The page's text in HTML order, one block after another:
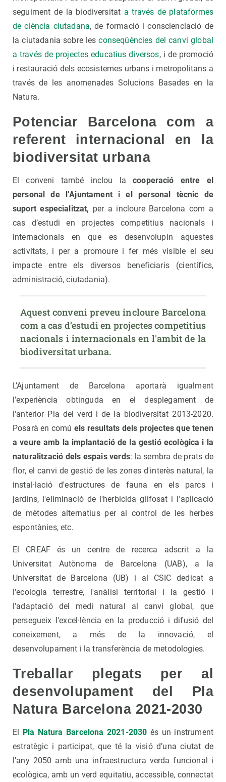
seguiment de la biodiversitat a través de plataformes
de ciència ciutadana, de formació i conscienciació de
la ciutadania sobre lesconseqüències del canvi global
a través de projectes educatius diversos, i de promoció
i restauració dels ecosistemes urbans i metropolitans a
través de les anomenades Solucions Basades en la
Natura.
Potenciar Barcelona com a
referent internacional en la
biodiversitat urbana
El conveni també inclou la cooperació entre el
personal de l’Ajuntament i el personal tècnic de
suport especialitzat, per a incloure Barcelona com a
cas d’estudi en projectes competitius nacionals i
internacionals en que es desenvolupin aquestes
activitats, i per a promoure i fer més visible el seu
impacte entre els diversos beneficiaris (científics,
administració, ciutadania).
Aquest conveni preveu incloure Barcelona
com a cas d’estudi en projectes competitius
nacionals i internacionals en l'ambit de la
biodiversitat urbana.
L’Ajuntament de Barcelona aportarà igualment
l’experiència obtinguda en el desplegament de
l'anterior Pla del verd i de la biodiversitat 2013-2020.
Posarà en comú els resultats dels projectes que tenen
a veure amb la implantació de la gestió ecològica i la
naturalització dels espais verds: la sembra de prats de
flor, el canvi de gestió de les zones d'interès natural, la
instal·lació d'estructures de fauna en els parcs i
jardins, l'eliminació de l'herbicida glifosat i l'aplicació
de mètodes alternatius per al control de les herbes
espontànies, etc.
El CREAF és un centre de recerca adscrit a la
Universitat Autònoma de Barcelona (UAB), a la
Universitat de Barcelona (UB) i al CSIC dedicat a
l'ecologia terrestre, l'anàlisi territorial i la gestió i
l'adaptació del medi natural al canvi global, que
persegueix l'excel·lència en la producció i difusió del
coneixement, a més de la innovació, el
desenvolupament i la transferència de metodologies.
Treballar plegats per al
desenvolupament del Pla
Natura Barcelona 2021-2030
El Pla Natura Barcelona 2021-2030 és un instrument
estratègic i participat, que té la visió d’una ciutat de
l’any 2050 amb una infraestructura verda funcional i
ecològica, amb un verd equitatiu, accessible, connectat